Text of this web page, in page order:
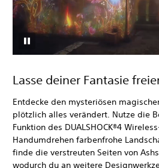
Lasse deiner Fantasie
Entdecke den mysteriösen
plötzlich alles verändert. Nutze die
Funktion des DUALSHOCK®4
Handumdrehen farbenfrohe
finde die verstreuten Seiten von
wodurch du an weitere